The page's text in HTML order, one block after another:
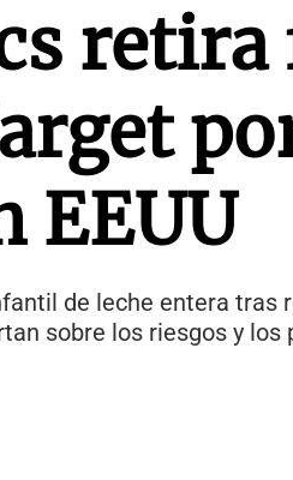
EEUU
de leche entera tras
sobre los riesgos y los